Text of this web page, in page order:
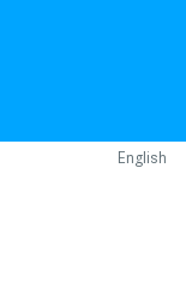
English